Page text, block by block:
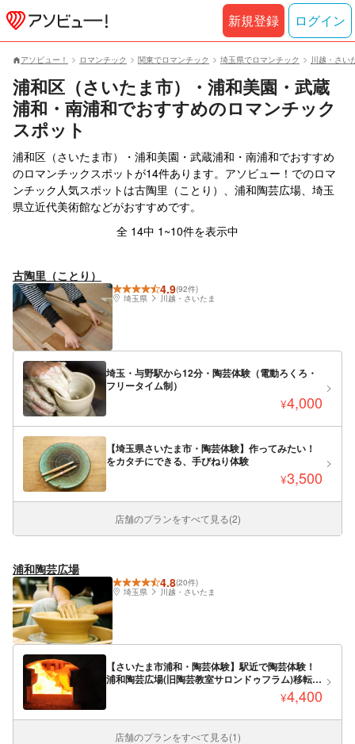
アソビュー！ ロマンチック 関東でロマンチック 埼玉県でロマンチック 川越・さい
浦和区（さいたま市）・浦和美園・武蔵
浦和・南浦和でおすすめのロマンチック
スポット
浦和区（さいたま市）・浦和美園・武蔵浦和・南浦和でおすすめ
のロマンチックスポットが14件あります。アソビュー！でのロマ
ンチック人気スポットは古陶里（ことり）、浦和陶芸広場、埼玉
県立近代美術館などがおすすめです。
全 14中 1~10件を表示中
古陶里（ことり）
4.9(92件)
埼玉県
川越・さいたま
埼玉・与野駅から12分・陶芸体験（電動ろくろ・
フリータイム制）
¥4,000
【埼玉県さいたま市・陶芸体験】作ってみたい！
をカタチにできる、手びねり体験
¥3,500
店舗のプランをすべて見る(2)
浦和陶芸広場
4.8(20件)
埼玉県
川越・さいたま
【さいたま市浦和・陶芸体験】駅近で陶芸体験！
浦和陶芸広場(旧陶芸教室サロンドゥフラム)移転リ
¥4,400
店舗のプランをすべて見る(1)
新規登録 ログイン